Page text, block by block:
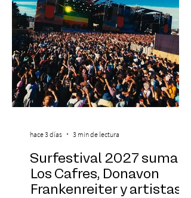
que albergará durante dos jornadas una
pro
Surfestival 2027 suma a
Los Cafres, Donavon
Frankenreiter y artistas
hace 3 días 3 min de lectura